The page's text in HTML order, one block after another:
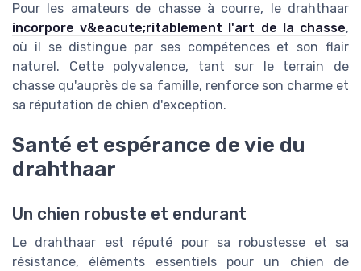
Pour les amateurs de chasse à courre, le drahthaar
incorpore v&eacute;ritablement l'art de la chasse,
où il se distingue par ses compétences et son flair
naturel. Cette polyvalence, tant sur le terrain de
chasse qu'auprès de sa famille, renforce son charme et
sa réputation de chien d'exception.
Santé et espérance de vie du
drahthaar
Un chien robuste et endurant
Le drahthaar est réputé pour sa robustesse et sa
résistance, éléments essentiels pour un chien de